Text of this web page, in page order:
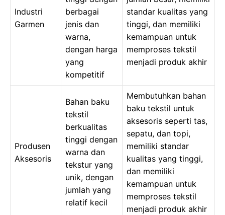
Industri
Garmen
berbagai
jenis dan
warna,
dengan harga
yang
kompetitif
standar kualitas yang
tinggi, dan memiliki
kemampuan untuk
memproses tekstil
menjadi produk akhir
Produsen
Aksesoris
Bahan baku
tekstil
berkualitas
tinggi dengan
warna dan
tekstur yang
unik, dengan
jumlah yang
relatif kecil
Membutuhkan bahan
baku tekstil untuk
aksesoris seperti tas,
sepatu, dan topi,
memiliki standar
kualitas yang tinggi,
dan memiliki
kemampuan untuk
memproses tekstil
menjadi produk akhir